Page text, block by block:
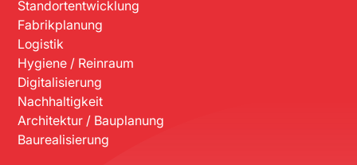
Standortentwicklung
Fabrikplanung
Logistik
Hygiene / Reinraum
Digitalisierung
Nachhaltigkeit
Architektur / Bauplanung
Baurealisierung